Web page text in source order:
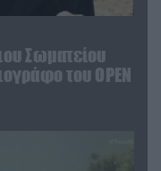
Σωματείου
του OPEN